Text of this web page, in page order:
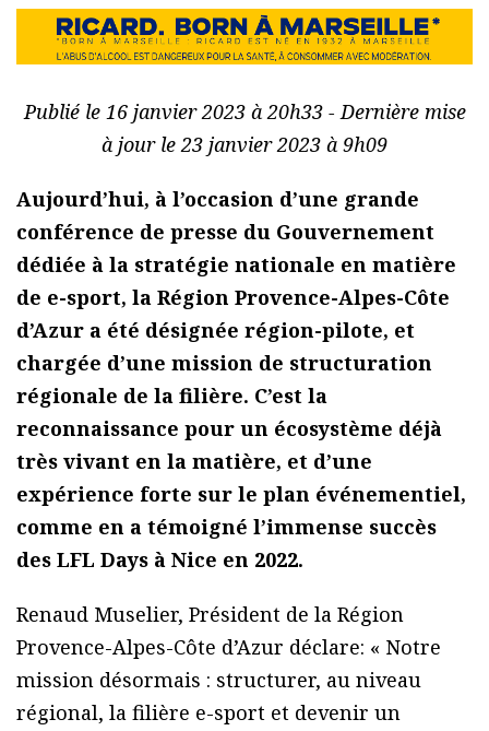
Publié le 16 janvier 2023 à 20h33 - Dernière mise
à jour le 23 janvier 2023 à 9h09
Aujourd’hui, à l’occasion d’une grande
conférence de presse du Gouvernement
dédiée à la stratégie nationale en matière
de e-sport, la Région Provence-Alpes-Côte
d’Azur a été désignée région-pilote, et
chargée d’une mission de structuration
régionale de la filière. C’est la
reconnaissance pour un écosystème déjà
très vivant en la matière, et d’une
expérience forte sur le plan événementiel,
comme en a témoigné l’immense succès
des LFL Days à Nice en 2022.
Renaud Muselier, Président de la Région
Provence-Alpes-Côte d’Azur déclare: « Notre
mission désormais : structurer, au niveau
régional, la filière e-sport et devenir un